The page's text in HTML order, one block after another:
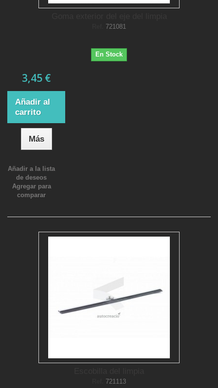
721081
En Stock
3,45 €
Añadir al
carrito
Más
Añadir a la lista
de deseos
Agregar para
comparar
721113